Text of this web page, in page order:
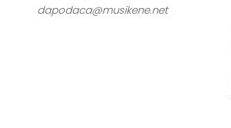
dapodaca@musikene.net